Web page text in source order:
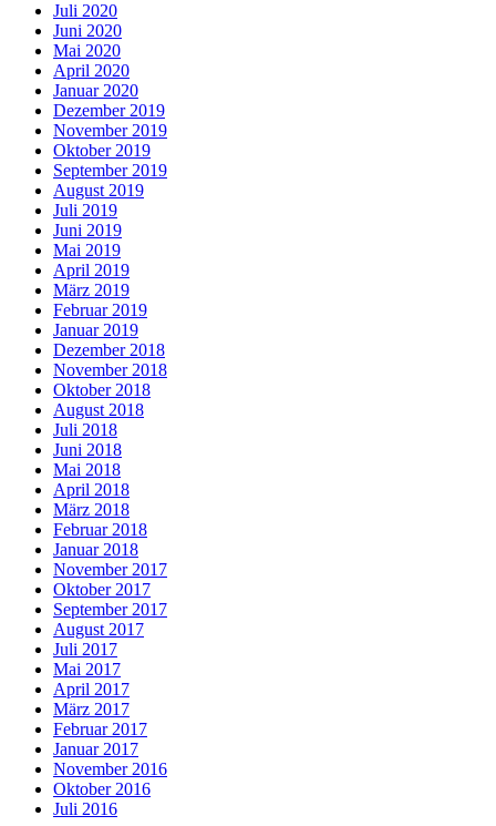
Juli 2020
Juni 2020
Mai 2020
April 2020
Januar 2020
Dezember 2019
November 2019
Oktober 2019
September 2019
August 2019
Juli 2019
Juni 2019
Mai 2019
April 2019
März 2019
Februar 2019
Januar 2019
Dezember 2018
November 2018
Oktober 2018
August 2018
Juli 2018
Juni 2018
Mai 2018
April 2018
März 2018
Februar 2018
Januar 2018
November 2017
Oktober 2017
September 2017
August 2017
Juli 2017
Mai 2017
April 2017
März 2017
Februar 2017
Januar 2017
November 2016
Oktober 2016
Juli 2016